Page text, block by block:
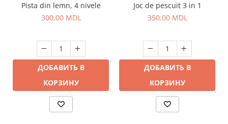
Pista din lemn, 4 nivele
300,00 MDL
ДОБАВИТЬ В
КОРЗИНУ
Joc de pescuit 3 in 1
350,00 MDL
ДОБАВИТЬ В
КОРЗИНУ